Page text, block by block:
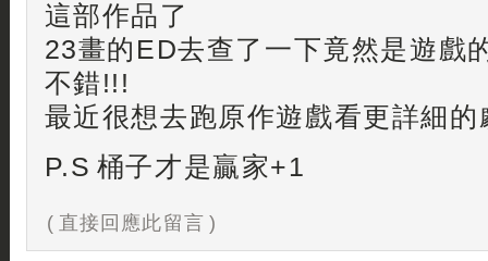
這部作品了
23畫的ED去查了一下竟然是遊戲
不錯!!!
最近很想去跑原作遊戲看更詳細的
P.S 桶子才是贏家+1
( 直接回應此留言 )